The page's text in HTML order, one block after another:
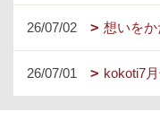
26/07/02 想いを
26/07/01 kokoti7